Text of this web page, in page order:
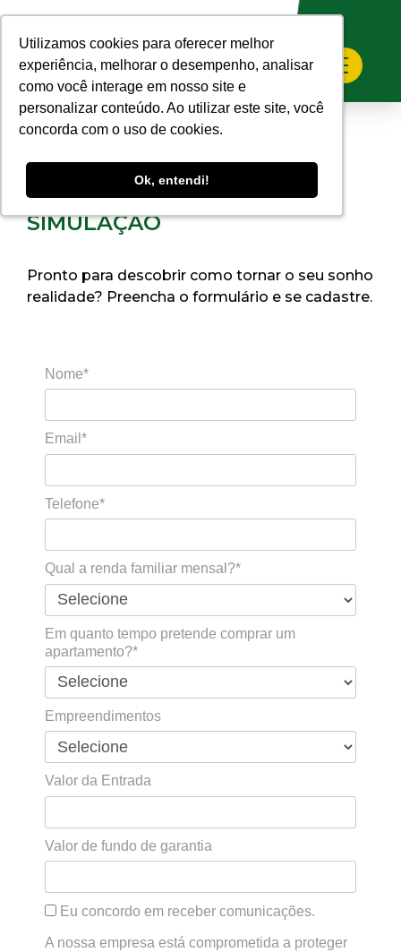
Utilizamos cookies para oferecer melhor
experiência, melhorar o desempenho, analisar
como você interage em nosso site e
personalizar conteúdo. Ao utilizar este site, você
concorda com o uso de cookies.
Ok, entendi!
Utilizamos cookies para oferecer melhor
experiência, melhorar o desempenho, analisar
como você interage em nosso site e
personalizar conteúdo. Ao utilizar este site, você
concorda com o uso de cookies.
Ok, entendi!
SIMULAÇÃO
Pronto para descobrir como tornar o seu sonho
realidade? Preencha o formulário e se cadastre.
Nome*
Email*
Telefone*
Qual a renda familiar mensal?*
Em quanto tempo pretende comprar um
apartamento?*
Empreendimentos
Valor da Entrada
Valor de fundo de garantia
Eu concordo em receber comunicações.
A nossa empresa está comprometida a proteger